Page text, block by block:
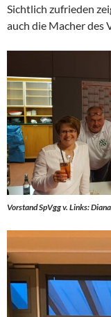
Sichtlich zufrieden
auch die Macher des
Vorstand SpVgg v. Links: